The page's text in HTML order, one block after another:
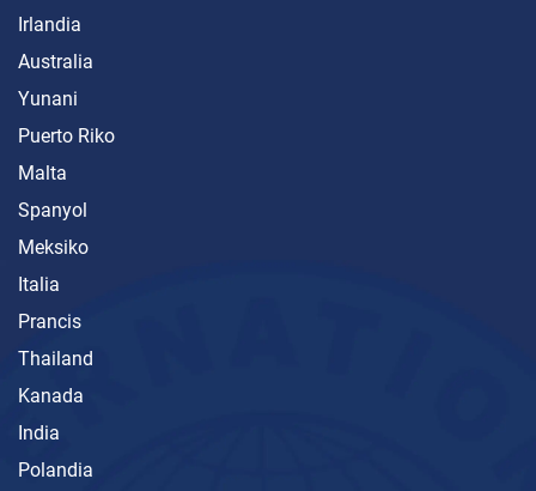
Irlandia
Australia
Yunani
Puerto Riko
Malta
Spanyol
Meksiko
Italia
Prancis
Thailand
Kanada
India
Polandia